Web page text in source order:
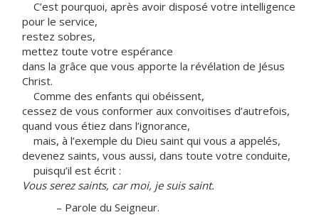
C’est pourquoi, après avoir disposé votre intelligence
pour le service,
restez sobres,
mettez toute votre espérance
dans la grâce que vous apporte la révélation de Jésus
Christ.
Comme des enfants qui obéissent,
cessez de vous conformer aux convoitises d’autrefois,
quand vous étiez dans l’ignorance,
mais, à l’exemple du Dieu saint qui vous a appelés,
devenez saints, vous aussi, dans toute votre conduite,
puisqu’il est écrit :
Vous serez saints, car moi, je suis saint.
– Parole du Seigneur.